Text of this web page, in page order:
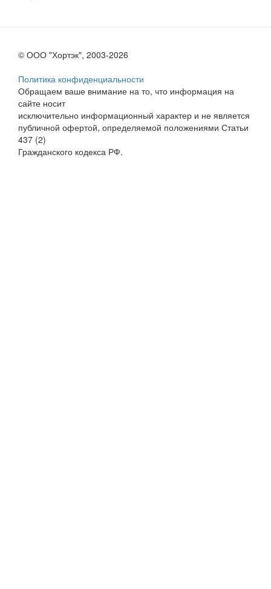
© ООО "Хортэк", 2003-2026
Политика конфиденциальности
Обращаем ваше внимание на то, что информация на
сайте носит
исключительно информационный характер и не является
публичной офертой, определяемой положениями Статьи
437 (2)
Гражданского кодекса РФ.